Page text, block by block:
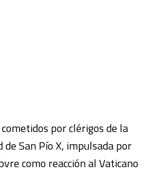
por clérigos de la
de San Pío X, impulsada por
como reacción al Vaticano